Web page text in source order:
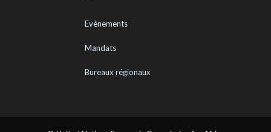
Evènements
Mandats
Bureaux régionaux